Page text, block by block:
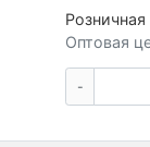
Розничная
Оптовая
-